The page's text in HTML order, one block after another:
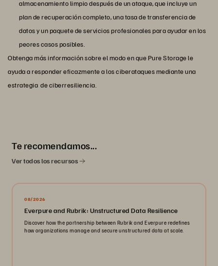
almacenamiento limpio después de un ataque, que incluye un
plan de recuperación completo, una tasa de transferencia de
datos y un paquete de servicios profesionales para ayudar en los
peores casos posibles.
Obtenga más información sobre el modo en que Pure Storage le
ayuda a responder eficazmente a los ciberataques mediante una
estrategia de ciberresiliencia.
Te recomendamos...
Ver todos los recursos
08/2026
Everpure and Rubrik: Unstructured Data Resilience
Discover how the partnership between Rubrik and Everpure redefines
how organizations manage and secure unstructured data at scale.